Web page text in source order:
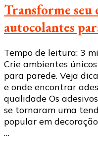
Transforme seu
autocolantes
Tempo de leitura: 3
Crie ambientes
para parede. Veja
e onde encontrar
qualidade Os
se tornaram uma
popular em
…